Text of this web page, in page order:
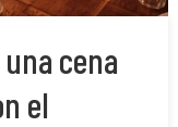
cena
el